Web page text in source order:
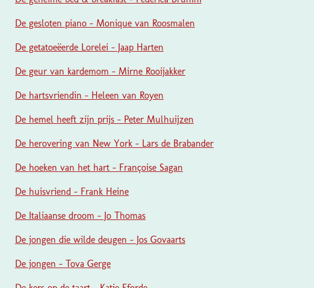
De gesloten piano - Monique van Roosmalen
De getatoeëerde Lorelei - Jaap Harten
De geur van kardemom - Mirne Rooijakker
De hartsvriendin - Heleen van Royen
De hemel heeft zijn prijs - Peter Mulhuijzen
De herovering van New York - Lars de Brabander
De hoeken van het hart - Françoise Sagan
De huisvriend - Frank Heine
De Italiaanse droom - Jo Thomas
De jongen die wilde deugen - Jos Govaarts
De jongen - Tova Gerge